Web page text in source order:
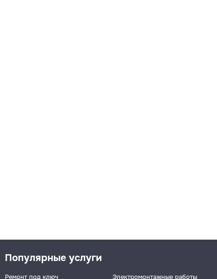
Популярные услуги
Ремонт под ключ
Электромонтажные работы